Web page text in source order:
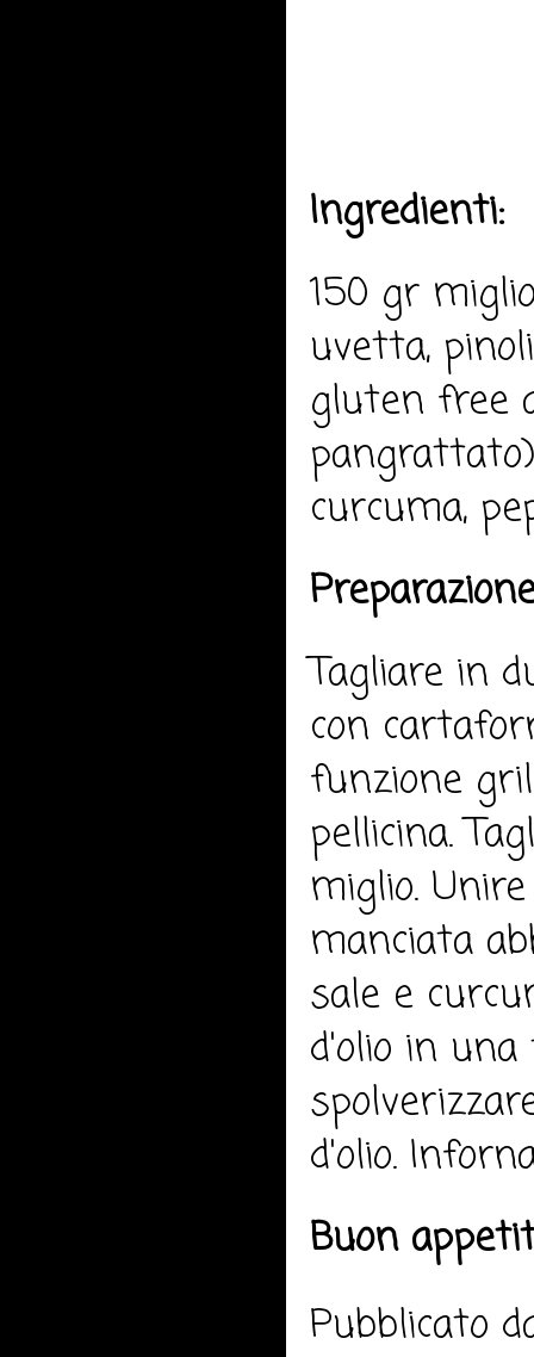
Ingredienti:
150 gr
uvetta,
gluten free
curcuma,
Tagliare in
con
funzione
pellicina.
miglio.
manciata
sale e
d'olio in
d'olio.
Buon
Pubblicato